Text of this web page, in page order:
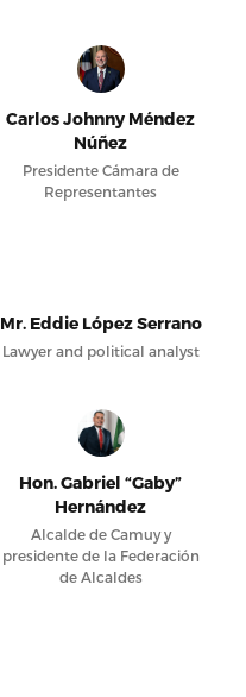
Carlos Johnny Méndez
Núñez
Presidente Cámara de
Representantes
Mr. Eddie López Serrano
Lawyer and political analyst
Hon. Gabriel “Gaby”
Hernández
Alcalde de Camuy y
presidente de la Federación
de Alcaldes